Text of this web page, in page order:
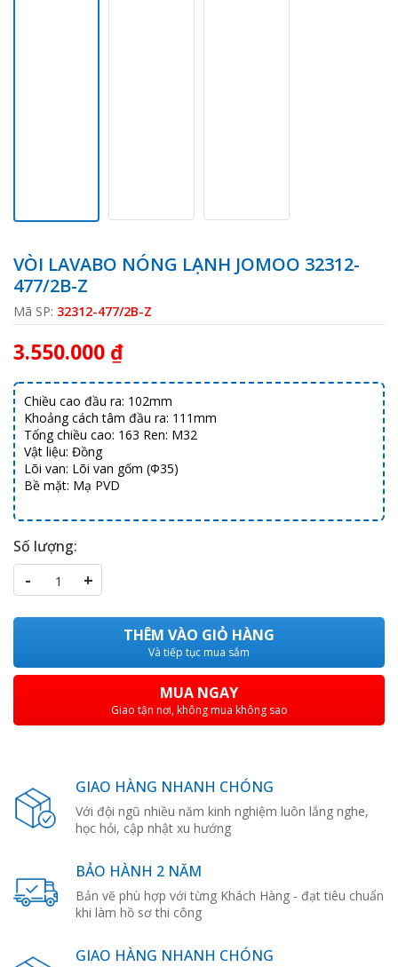
VÒI LAVABO NÓNG LẠNH JOMOO 32312-
477/2B-Z
Mã SP: 32312-477/2B-Z
3.550.000 ₫
Chiều cao đầu ra: 102mm
Khoảng cách tâm đầu ra: 111mm
Tổng chiều cao: 163 Ren: M32
Vật liệu: Đồng
Lõi van: Lõi van gốm (Φ35)
Bề mặt: Mạ PVD
Số lượng:
- +
THÊM VÀO GIỎ HÀNG
Và tiếp tục mua sắm
MUA NGAY
Giao tận nơi, không mua không sao
GIAO HÀNG NHANH CHÓNG
Với đội ngũ nhiều năm kinh nghiệm luôn lắng nghe,
học hỏi, cập nhật xu hướng
BẢO HÀNH 2 NĂM
Bản vẽ phù hợp với từng Khách Hàng - đạt tiêu chuẩn
khi làm hồ sơ thi công
GIAO HÀNG NHANH CHÓNG